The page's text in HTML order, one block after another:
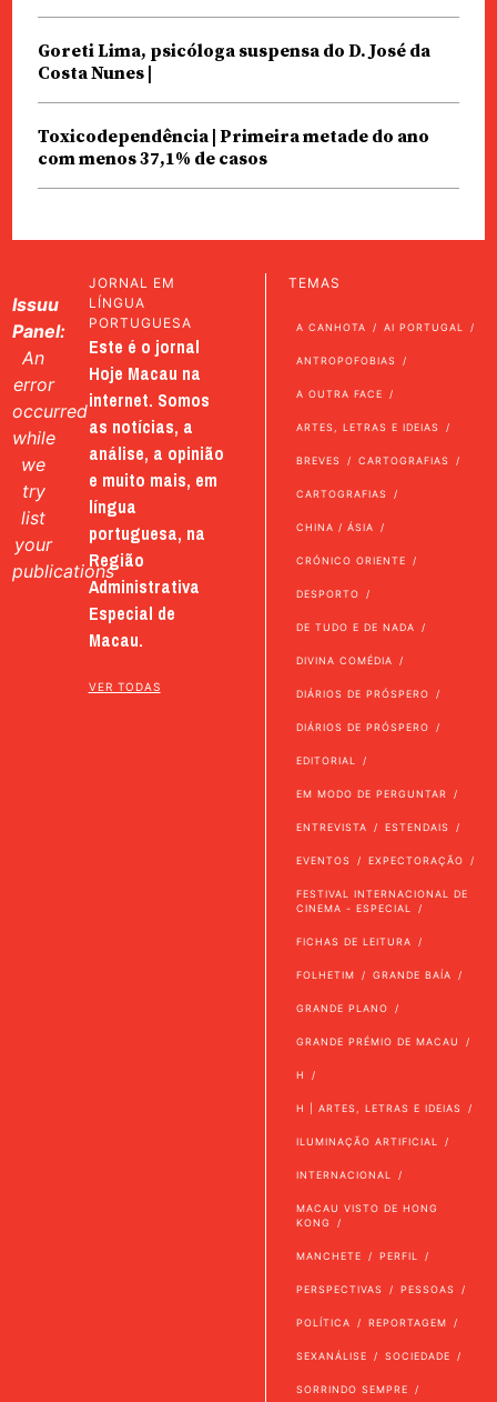
Goreti Lima, psicóloga suspensa do D. José da
Costa Nunes |
Toxicodependência | Primeira metade do ano
com menos 37,1% de casos
Issuu
Panel:
An
error
occurred
while
we
try
list
your
publications
JORNAL EM
LÍNGUA
PORTUGUESA
Este é o jornal
Hoje Macau na
internet. Somos
as notícias, a
análise, a opinião
e muito mais, em
língua
portuguesa, na
Região
Administrativa
Especial de
Macau.
VER TODAS
TEMAS
A CANHOTA AI PORTUGAL
ANTROPOFOBIAS
A OUTRA FACE
ARTES, LETRAS E IDEIAS
BREVES CARTOGRAFIAS
CARTOGRAFIAS
CHINA / ÁSIA
CRÓNICO ORIENTE
DESPORTO
DE TUDO E DE NADA
DIVINA COMÉDIA
DIÁRIOS DE PRÓSPERO
DIÁRIOS DE PRÓSPERO
EDITORIAL
EM MODO DE PERGUNTAR
ENTREVISTA ESTENDAIS
EVENTOS EXPECTORAÇÃO
FESTIVAL INTERNACIONAL DE
CINEMA - ESPECIAL
FICHAS DE LEITURA
FOLHETIM GRANDE BAÍA
GRANDE PLANO
GRANDE PRÉMIO DE MACAU
H
H | ARTES, LETRAS E IDEIAS
ILUMINAÇÃO ARTIFICIAL
INTERNACIONAL
MACAU VISTO DE HONG
KONG
MANCHETE PERFIL
PERSPECTIVAS PESSOAS
POLÍTICA REPORTAGEM
SEXANÁLISE SOCIEDADE
SORRINDO SEMPRE